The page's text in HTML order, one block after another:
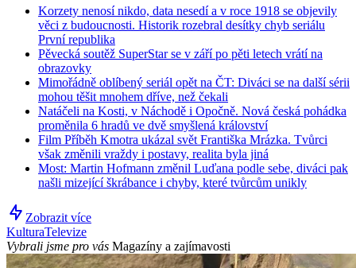
Korzety nenosí nikdo, data nesedí a v roce 1918 se objevily
věci z budoucnosti. Historik rozebral desítky chyb seriálu
První republika
Pěvecká soutěž SuperStar se v září po pěti letech vrátí na
obrazovky
Mimořádně oblíbený seriál opět na ČT: Diváci se na další sérii
mohou těšit mnohem dříve, než čekali
Natáčeli na Kosti, v Náchodě i Opočně. Nová česká pohádka
proměnila 6 hradů ve dvě smyšlená království
Film Příběh Kmotra ukázal svět Františka Mrázka. Tvůrci
však změnili vraždy i postavy, realita byla jiná
Most: Martin Hofmann změnil Luďana podle sebe, diváci pak
našli mizející škrábance i chyby, které tvůrcům unikly
Zobrazit více
KulturaTelevize
Vybrali jsme pro vás Magazíny a zajímavosti